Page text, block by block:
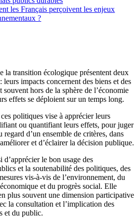
les Français perçoivent les enjeux
?
la transition écologique présentent deux
leurs impacts concernent des biens et des
souvent hors de la sphère de l’économie
effets se déploient sur un temps long.
politiques vise à apprécier leurs
ou quantifiant leurs effets, pour juger
regard d’un ensemble de critères, dans
et d’éclairer la décision publique.
d’apprécier le bon usage des
et la soutenabilité des politiques, des
vis-à-vis de l’environnement, du
et du progrès social. Elle
plus souvent une dimension participative
la consultation et l’implication des
et du public.